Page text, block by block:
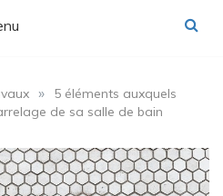
»
5 éléments auxquels
de sa salle de bain